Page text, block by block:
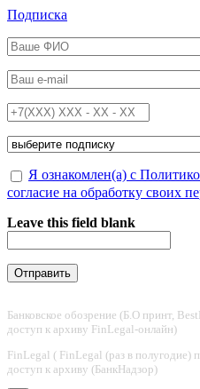
Перейти к основному
Подписка
ФИО*
Email*
Телефон*
Подписка на*
Обработка персональных
Я ознакомлен(а) с
согласие на обработку своих
Leave this field blank
Банковское обозрение (Б.О принт,
доступ к архиву FinLegal-онлайн)
FinLegal ( FinLegal (раз в полугодие)
доступ к архиву (БанкНадзор)